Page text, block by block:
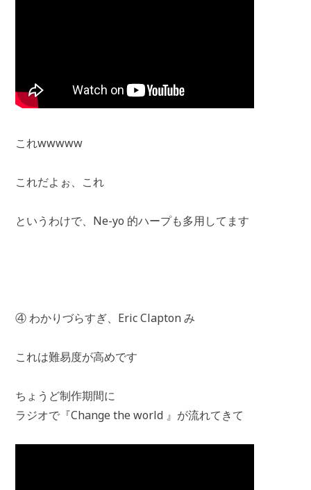
これwwwww
これだよぉ、これ
というわけで、Ne-yo 的ハープも多用してます
④ わかりづらすぎ、Eric Clapton み
これは難易度が高めです
ちょうど制作期間に
ラジオで『Change the world 』が流れてきて